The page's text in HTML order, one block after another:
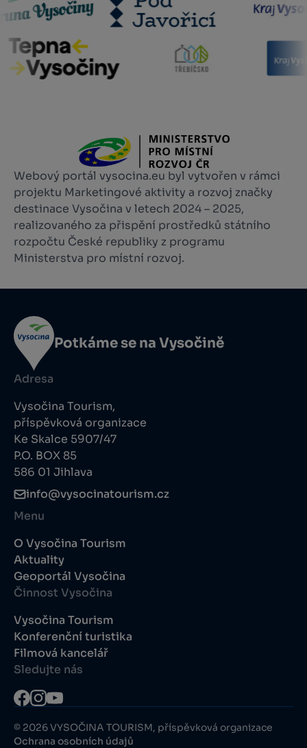
Webový portál vysocina.eu byl vytvořen v rámci
projektu Marketingové aktivity a rozvoj značky
destinace Vysočina v letech 2024 – 2025,
realizovaného za přispění prostředků státního
rozpočtu České republiky z programu
Ministerstva pro místní rozvoj.
Potkáme se na Vysočině
Adresa
Vysočina Tourism,
příspěvková organizace
Ke Skalce 5907/47
P.O. BOX 85
586 01 Jihlava
info@vysocinatourism.cz
Menu
O Vysočina Tourism
Aktuality
Geoportál Vysočina
Činnost Vysočina
Vysočina Tourism
Konferenční turistika
Filmová kancelář
Sledujte nás
© 2026 VYSOČINA TOURISM, příspěvková organizace
Ochrana osobních údajů